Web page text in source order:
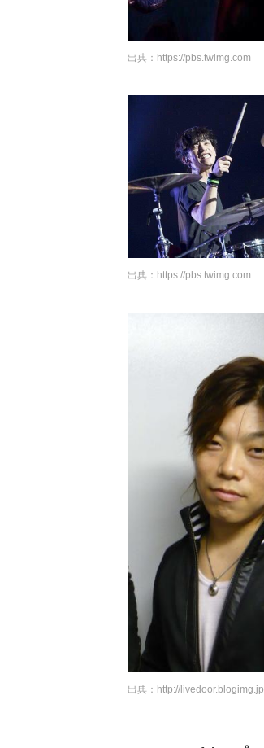
出典： https://pbs.twimg.com
出典： https://pbs.twimg.com
出典： http://livedoor.blogimg.jp